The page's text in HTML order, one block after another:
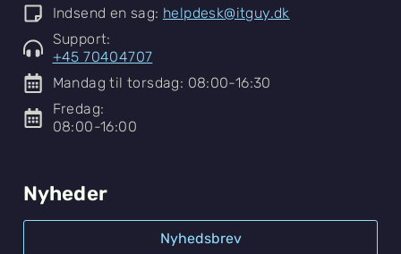
Indsend en sag: helpdesk@itguy.dk
Support:
+45 70404707
Mandag til torsdag: 08:00-16:30
Fredag:
08:00-16:00
Nyheder
Nyhedsbrev